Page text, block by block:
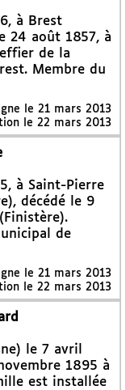
à Brest
24 août 1857, à
de la
Membre du
le 21 mars 2013
le 22 mars 2013
à Saint-Pierre
décédé le 9
de
le 21 mars 2013
le 22 mars 2013
le 7 avril
1895 à
est installée